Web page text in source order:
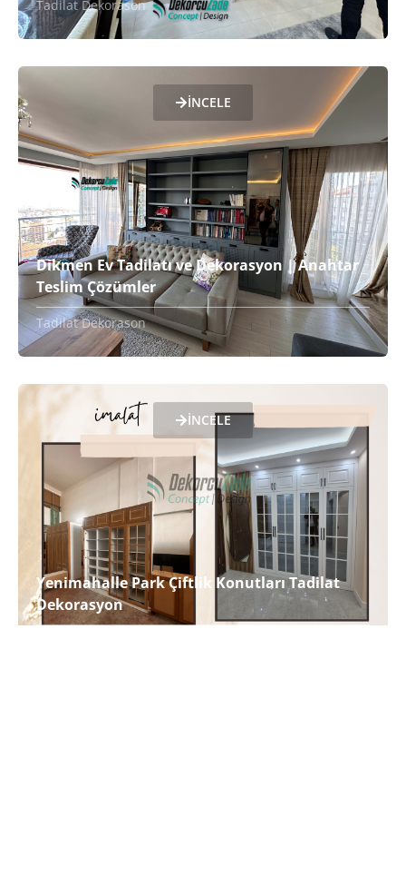
Tadilat Dekorason
İNCELE
Dikmen Ev Tadilatı ve Dekorasyon | Anahtar
Teslim Çözümler
Tadilat Dekorason
İNCELE
Yenimahalle Park Çiftlik Konutları Tadilat
Dekorasyon